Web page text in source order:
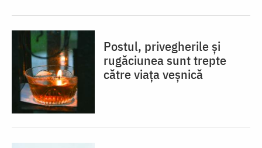
Postul, privegherile și
rugăciunea sunt trepte
către viața veșnică